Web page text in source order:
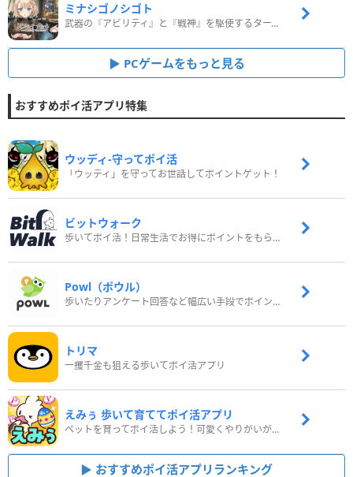
ミナシゴノシゴト
武器の『アビリティ』と『戦神』を駆使するターン制コマンドバトルRPG！
PCゲームをもっと見る
おすすめポイ活アプリ特集
ウッディ‐守ってポイ活
「ウッディ」を守ってお世話してポイントゲット！
ビットウォーク
歩いてポイ活！日常生活でお得にポイントをもらおう
Powl（ポウル）
歩いたりアンケート回答など幅広い手段でポイントをゲット
トリマ
一攫千金も狙える歩いてポイ活アプリ
えみぅ 歩いて育ててポイ活アプリ
ペットを育ってポイ活しよう！可愛くやりがいがある新感覚アプリ
おすすめポイ活アプリランキング